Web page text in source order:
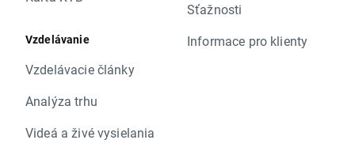
Vzdelávanie
Vzdelávacie články
Analýza trhu
Videá a živé vysielania
Sťažnosti
Informace pro klienty